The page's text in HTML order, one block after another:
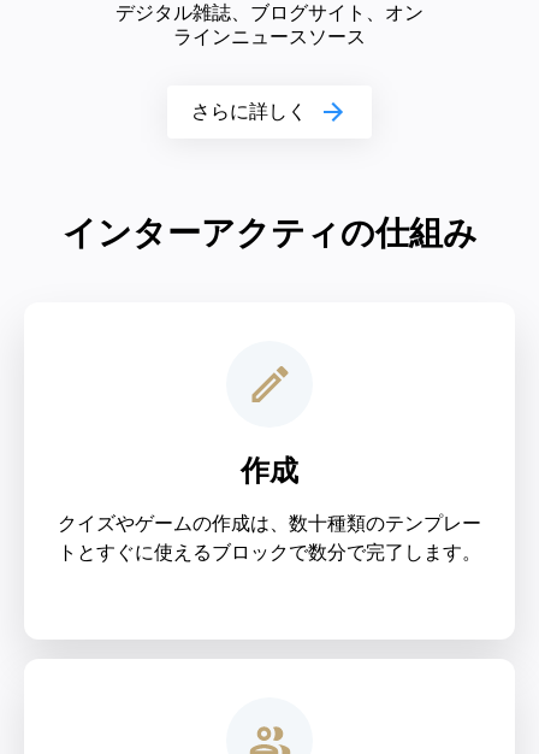
デジタル雑誌、ブログサイト、オン
ラインニュースソース
さらに詳しく
インターアクティの仕組み
作成
クイズやゲームの作成は、数十種類のテンプレー
トとすぐに使えるブロックで数分で完了します。